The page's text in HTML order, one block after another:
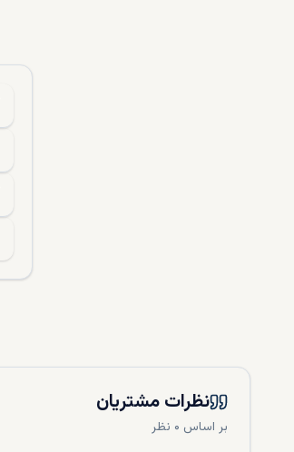
نظرات مشتریان
بر اساس ۰ نظر